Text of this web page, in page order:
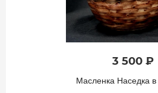
3 500 ₽
Масленка Наседка в